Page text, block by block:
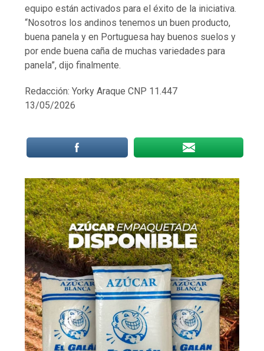
equipo están activados para el éxito de la iniciativa.
“Nosotros los andinos tenemos un buen producto,
buena panela y en Portuguesa hay buenos suelos y
por ende buena caña de muchas variedades para
panela”, dijo finalmente.
Redacción: Yorky Araque CNP 11.447
13/05/2026